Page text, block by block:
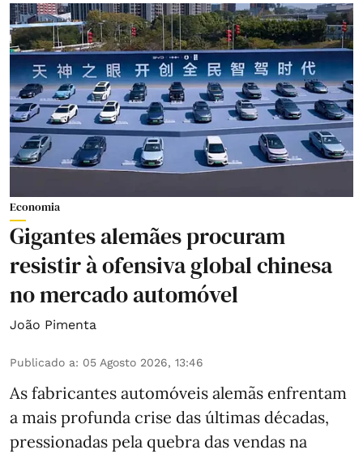
Economia
Gigantes alemães procuram
resistir à ofensiva global chinesa
no mercado automóvel
João Pimenta
Publicado a: 05 Agosto 2026, 13:46
As fabricantes automóveis alemãs enfrentam
a mais profunda crise das últimas décadas,
pressionadas pela quebra das vendas na